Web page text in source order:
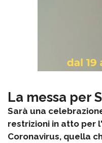
La messa per
Sarà una
restrizioni in atto per
Coronavirus, quella